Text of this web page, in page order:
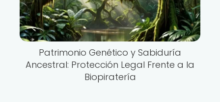
Patrimonio Genético y Sabiduría
Ancestral: Protección Legal Frente a la
Biopiratería